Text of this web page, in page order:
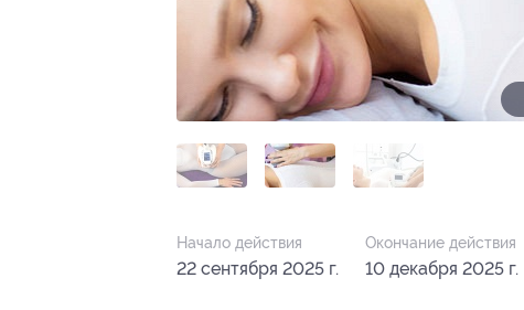
Начало действия
22 сентября 2025 г.
Окончание действия
10 декабря 2025 г.